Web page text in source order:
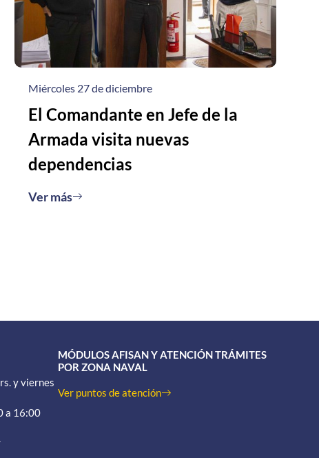
Miércoles 27 de diciembre
El Comandante en Jefe de la
Armada visita nuevas
dependencias
Ver más
y viernes
a 16:00
MÓDULOS AFISAN Y ATENCIÓN TRÁMITES
POR ZONA NAVAL
Ver puntos de atención